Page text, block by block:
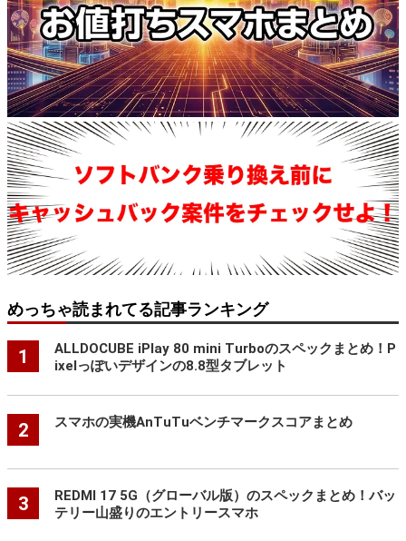
めっちゃ読まれてる記事ランキング
1
ALLDOCUBE iPlay 80 mini Turboのスペックまとめ！P
ixelっぽいデザインの8.8型タブレット
2 スマホの実機AnTuTuベンチマークスコアまとめ
3
REDMI 17 5G（グローバル版）のスペックまとめ！バッ
テリー山盛りのエントリースマホ